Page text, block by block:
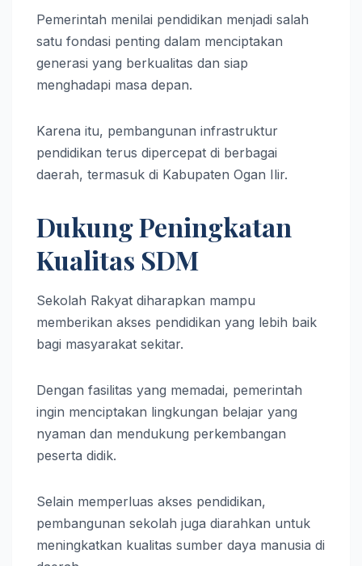
Pemerintah menilai pendidikan menjadi salah
satu fondasi penting dalam menciptakan
generasi yang berkualitas dan siap
menghadapi masa depan.
Karena itu, pembangunan infrastruktur
pendidikan terus dipercepat di berbagai
daerah, termasuk di Kabupaten Ogan Ilir.
Dukung Peningkatan
Kualitas SDM
Sekolah Rakyat diharapkan mampu
memberikan akses pendidikan yang lebih baik
bagi masyarakat sekitar.
Dengan fasilitas yang memadai, pemerintah
ingin menciptakan lingkungan belajar yang
nyaman dan mendukung perkembangan
peserta didik.
Selain memperluas akses pendidikan,
pembangunan sekolah juga diarahkan untuk
meningkatkan kualitas sumber daya manusia di